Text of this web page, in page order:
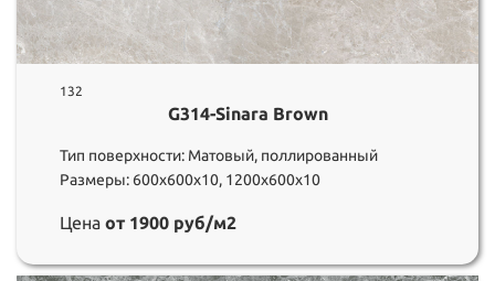
132
G314-Sinara Brown
Тип поверхности: Матовый, поллированный
Размеры: 600х600х10, 1200х600х10
Цена от 1900 руб/м2